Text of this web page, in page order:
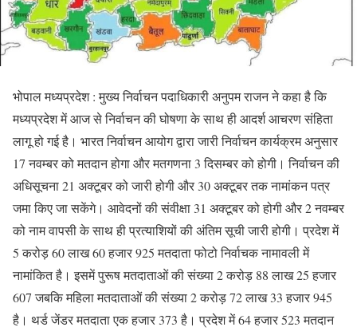
भोपाल मध्यप्रदेश : मुख्य निर्वाचन पदाधिकारी अनुपम राजन ने कहा है कि
मध्यप्रदेश में आज से निर्वाचन की घोषणा के साथ ही आदर्श आचरण संहिता
लागू हो गई है। भारत निर्वाचन आयोग द्वारा जारी निर्वाचन कार्यक्रम अनुसार
17 नवम्बर को मतदान होगा और मतगणना 3 दिसम्बर को होगी। निर्वाचन की
अधिसूचना 21 अक्टूबर को जारी होगी और 30 अक्टूबर तक नामांकन पत्र
जमा किए जा सकेंगे। आवेदनों की संवीक्षा 31 अक्टूबर को होगी और 2 नवम्बर
को नाम वापसी के साथ ही प्रत्याशियों की अंतिम सूची जारी होगी। प्रदेश में
5 करोड़ 60 लाख 60 हजार 925 मतदाता फोटो निर्वाचक नामावली में
नामांकित है। इसमें पुरूष मतदाताओं की संख्या 2 करोड़ 88 लाख 25 हजार
607 जबकि महिला मतदाताओं की संख्या 2 करोड़ 72 लाख 33 हजार 945
है। थर्ड जेंडर मतदाता एक हजार 373 है। प्रदेश में 64 हजार 523 मतदान